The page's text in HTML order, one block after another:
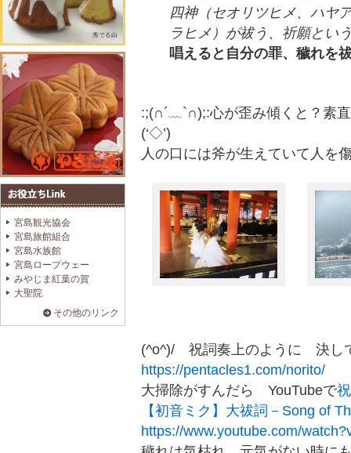
四神（セオリツヒメ、ハヤ
ラヒメ）が祓う、祈願とい
唱えると自分の罪、穢れを
:;(∩´﹏`∩);:心が歪み傾くと？素
(‘◇’)
人の口には斧が生えていて人を
(^o^)/ 祝詞奏上のように 決
https://pentacles1.com/norito/
大掃除がすんだら YouTubeで
【初音ミク】大祓詞－Song of
https://www.youtube.com/
宮島観光協会
宮島旅館組合
宮島水族館
宮島ロープウェー
みやじま紅葉の賀
大聖院
その他のリンク